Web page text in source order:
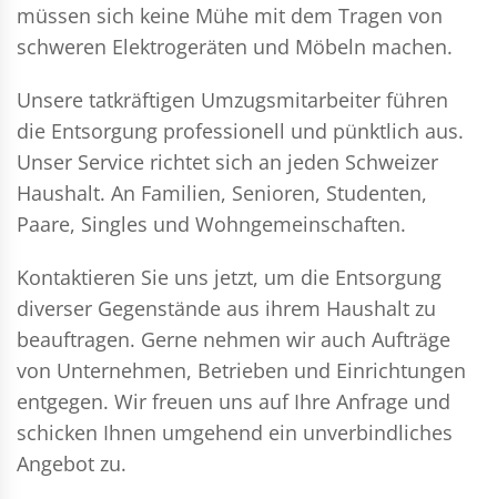
müssen sich keine Mühe mit dem Tragen von
schweren Elektrogeräten und Möbeln machen.
Unsere tatkräftigen Umzugsmitarbeiter führen
die Entsorgung professionell und pünktlich aus.
Unser Service richtet sich an jeden Schweizer
Haushalt. An Familien, Senioren, Studenten,
Paare, Singles und Wohngemeinschaften.
Kontaktieren Sie uns jetzt, um die Entsorgung
diverser Gegenstände aus ihrem Haushalt zu
beauftragen. Gerne nehmen wir auch Aufträge
von Unternehmen, Betrieben und Einrichtungen
entgegen. Wir freuen uns auf Ihre Anfrage und
schicken Ihnen umgehend ein unverbindliches
Angebot zu.